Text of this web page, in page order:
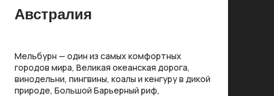
Австралия
Мельбурн — один из самых комфортных
городов мира, Великая океанская дорога,
винодельни, пингвины, коалы и кенгуру в дикой
природе, Большой Барьерный риф,